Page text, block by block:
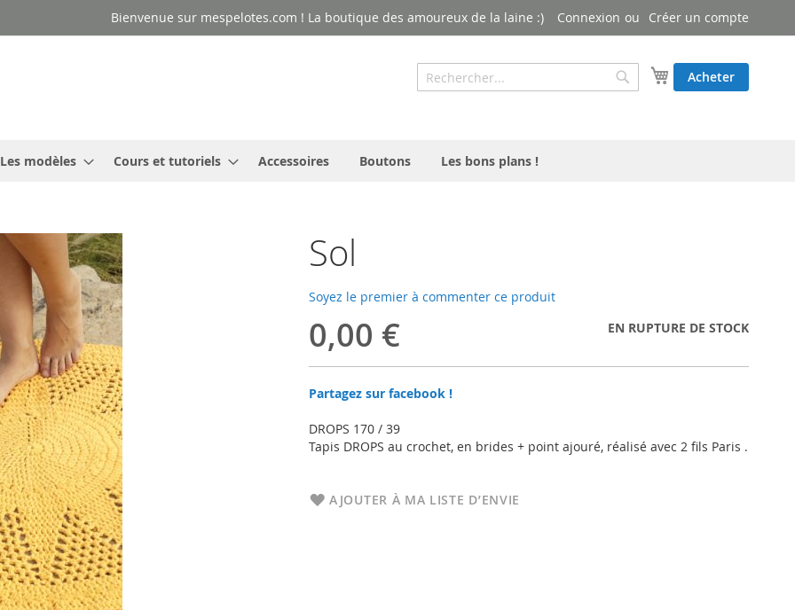
Bienvenue sur mespelotes.com ! La boutique des amoureux de la laine :) Connexion Créer un compte
Mon panier
Acheter
Rechercher
Rechercher
Les modèles Cours et tutoriels Accessoires Boutons Les bons plans !
Sol
Soyez le premier à commenter ce produit
0,00 € EN RUPTURE DE STOCK
Partagez sur facebook !
DROPS 170 / 39
Tapis DROPS au crochet, en brides + point ajouré, réalisé avec 2 fils Paris .
AJOUTER À MA LISTE D’ENVIE